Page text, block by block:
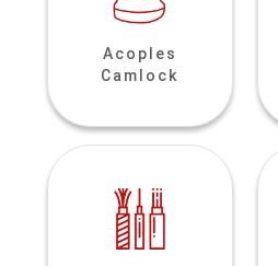
Acoples
Camlock